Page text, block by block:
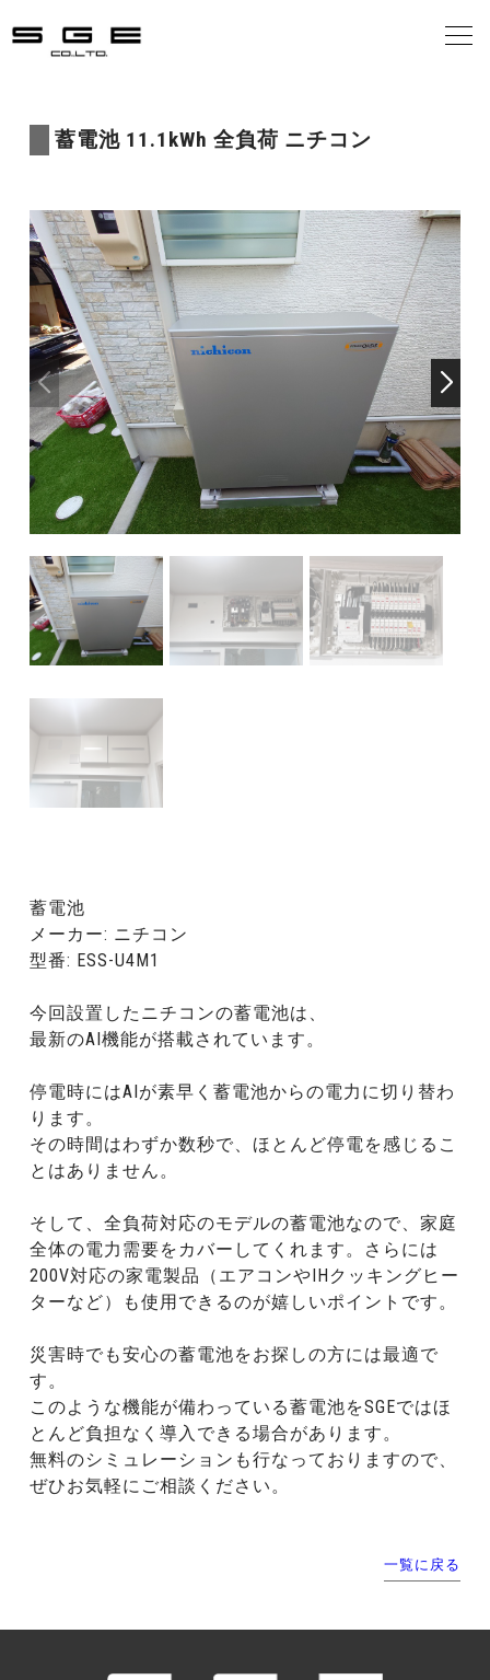
蓄電池 11.1kWh 全負荷 ニチコン
蓄電池
メーカー: ニチコン
型番: ESS-U4M1
今回設置したニチコンの蓄電池は、
最新のAI機能が搭載されています。
停電時にはAIが素早く蓄電池からの電力に切り替わ
ります。
その時間はわずか数秒で、ほとんど停電を感じるこ
とはありません。
そして、全負荷対応のモデルの蓄電池なので、家庭
全体の電力需要をカバーしてくれます。さらには
200V対応の家電製品（エアコンやIHクッキングヒー
ターなど）も使用できるのが嬉しいポイントです。
災害時でも安心の蓄電池をお探しの方には最適で
す。
このような機能が備わっている蓄電池をSGEではほ
とんど負担なく導入できる場合があります。
無料のシミュレーションも行なっておりますので、
ぜひお気軽にご相談ください。
一覧に戻る
施工の流れ
施工事例
お客様の声
お知らせ
お問合せ